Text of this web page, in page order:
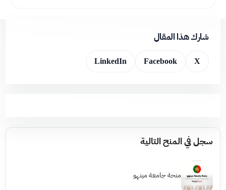
شارك هذا المقال
X
Facebook
LinkedIn
سجل في المنح التالية
منحة جامعة مينهو